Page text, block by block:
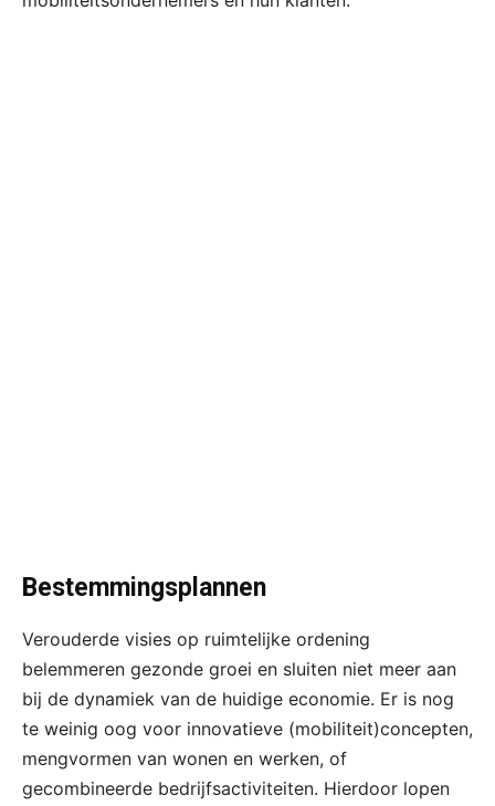
Bestemmingsplannen
Verouderde visies op ruimtelijke ordening
belemmeren gezonde groei en sluiten niet meer aan
bij de dynamiek van de huidige economie. Er is nog
te weinig oog voor innovatieve (mobiliteit)concepten,
mengvormen van wonen en werken, of
gecombineerde bedrijfsactiviteiten. Hierdoor lopen